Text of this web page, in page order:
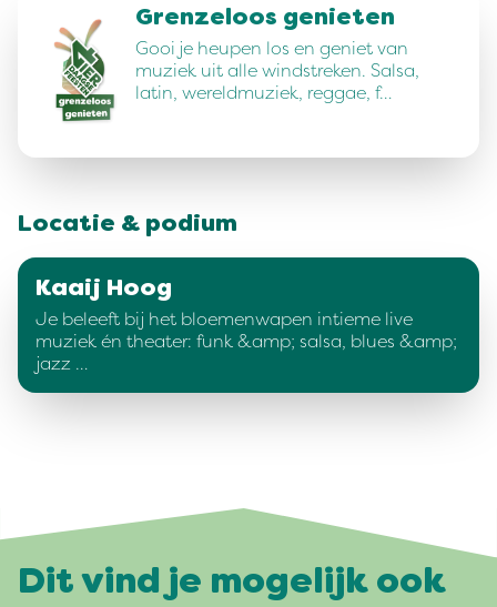
Grenzeloos genieten
Gooi je heupen los en geniet van
muziek uit alle windstreken. Salsa,
latin, wereldmuziek, reggae, f…
Locatie & podium
Kaaij Hoog
Je beleeft bij het bloemenwapen intieme live
muziek én theater: funk &amp; salsa, blues &amp;
jazz …
Dit vind je mogelijk ook